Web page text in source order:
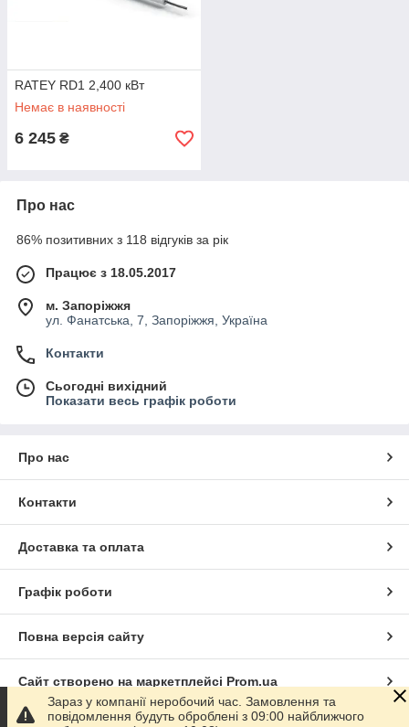
RATEY RD1 2,400 кВт
Немає в наявності
6 245 ₴
Про нас
86% позитивних з 118 відгуків за рік
Працює з 18.05.2017
м. Запоріжжя
ул. Фанатська, 7, Запоріжжя, Україна
Контакти
Сьогодні вихідний
Показати весь графік роботи
Про нас
Контакти
Доставка та оплата
Графік роботи
Повна версія сайту
Сайт створено на маркетплейсі Prom.ua
Зараз у компанії неробочий час. Замовлення та
повідомлення будуть оброблені з 09:00 найближчого